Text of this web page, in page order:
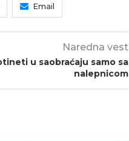
Email
Naredna vest
u saobraćaju samo sa
nalepnicom